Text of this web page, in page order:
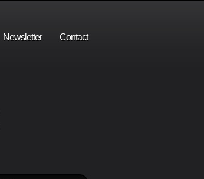
Newsletter Contact